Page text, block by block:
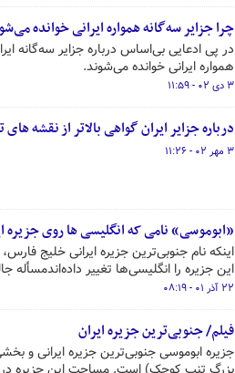
چرا جزایر سه‌گانه همواره ایرانی خوانده
در پی ادعایی بی‌اساس درباره جزایر سه‌گانه
همواره ایرانی خوانده می‌شوند.
۳ دی ۰۲ - ۱۱:۵۹
درباره جزایر ایران گواهی بالاتر از نقشه
۳ مهر ۰۲ - ۱۱:۲۶
«ابوموسی» نامی که انگلیسی ها روی جزیره
اینکه نام جنوبی‌ترین جزیره ایرانی خلیج
این جزیره را انگلیسی‌ها تغییر
۲۲ آذر ۰۱ - ۰۸:۱۹
فیلم/ جنوبی‌ترین جزیره ایران
جزیره ابوموسی جنوبی‌ترین جزیره ایرانی و